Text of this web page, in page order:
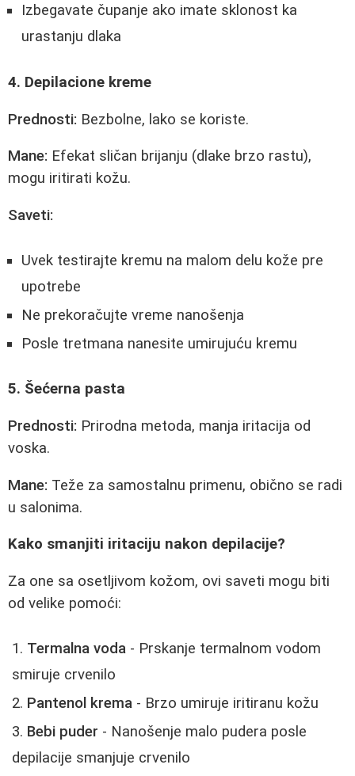
Izbegavate čupanje ako imate sklonost ka
urastanju dlaka
4. Depilacione kreme
Prednosti: Bezbolne, lako se koriste.
Mane: Efekat sličan brijanju (dlake brzo rastu),
mogu iritirati kožu.
Saveti:
Uvek testirajte kremu na malom delu kože pre
upotrebe
Ne prekoračujte vreme nanošenja
Posle tretmana nanesite umirujuću kremu
5. Šećerna pasta
Prednosti: Prirodna metoda, manja iritacija od
voska.
Mane: Teže za samostalnu primenu, obično se radi
u salonima.
Kako smanjiti iritaciju nakon depilacije?
Za one sa osetljivom kožom, ovi saveti mogu biti
od velike pomoći:
Termalna voda - Prskanje termalnom vodom
smiruje crvenilo
Pantenol krema - Brzo umiruje iritiranu kožu
Bebi puder - Nanošenje malo pudera posle
depilacije smanjuje crvenilo